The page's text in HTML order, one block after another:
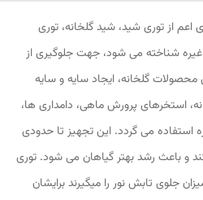
از توری شید، شید گلخانه، توری
غیره شناخته می شود، جهت جلوگیری از
گلخانه، ایجاد سایه و سایه
استخرهای پرورش ماهی، دامداری ها،
استفاده می گردد. این تجهیز تا حدودی
و باعث رشد بهتر گیاهان می شود. توری
جلوی تابش نور را میگیرند برایشان